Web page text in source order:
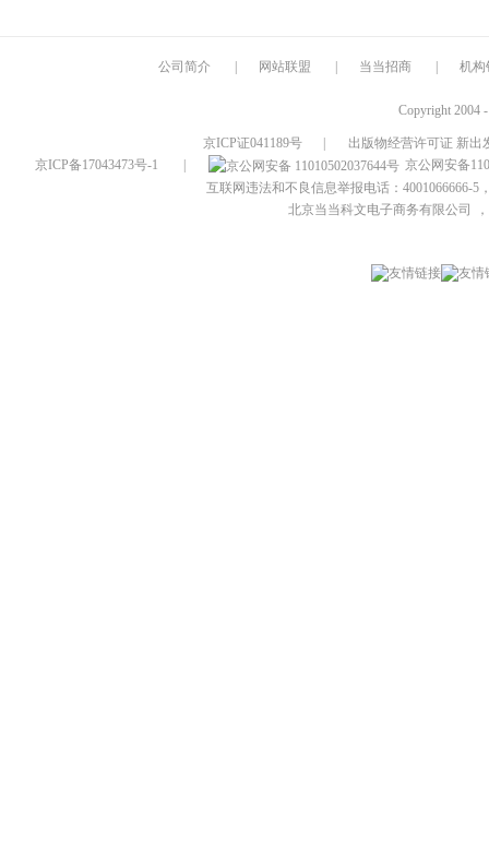
公司简介 网站联盟 当当招商 机构
Copyright 2004
京ICP证041189号
出版物经营许可证 新出
京ICP备17043473号-1
京公网安备
互联网违法和不良信息举报电话：4001066666-5
北京当当科文电子商务有限公司